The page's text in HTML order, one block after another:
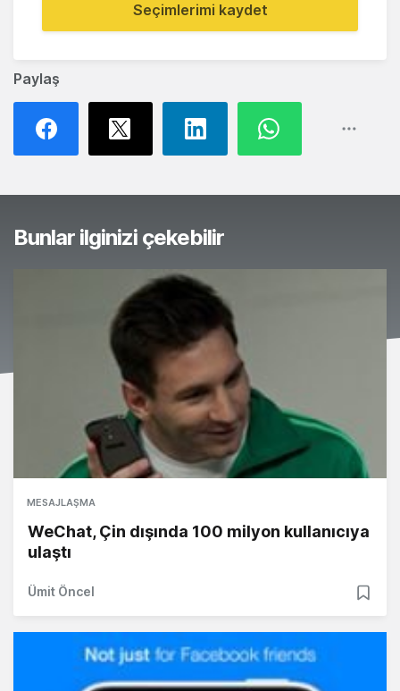
Paylaş
Seçimlerimi kaydet
Bunlar ilginizi çekebilir
MESAJLAŞMA
WeChat, Çin dışında 100 milyon kullanıcıya
ulaştı
Ümit Öncel